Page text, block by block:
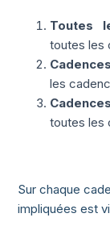
Toutes
toutes les
les
toutes les
Sur chaque
impliquées est